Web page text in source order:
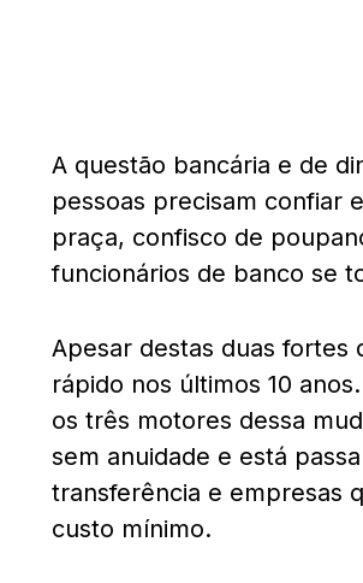
A questão bancária e de
pessoas precisam confiar
praça, confisco de
funcionários de banco se
Apesar destas duas fortes
rápido nos últimos 10
os três motores dessa
sem anuidade e está
transferência e empresas
custo mínimo.